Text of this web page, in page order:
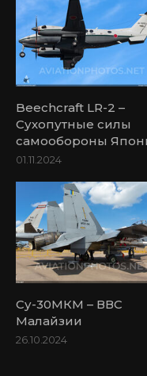
Beechcraft LR-2 –
Сухопутные силы
самообороны
01.11.2024
Су-30МКМ – ВВС
Малайзии
26.10.2024